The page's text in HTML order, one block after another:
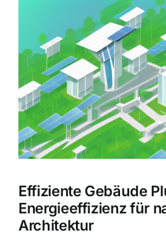
Effiziente Gebäude
Energieeffizienz für
Architektur